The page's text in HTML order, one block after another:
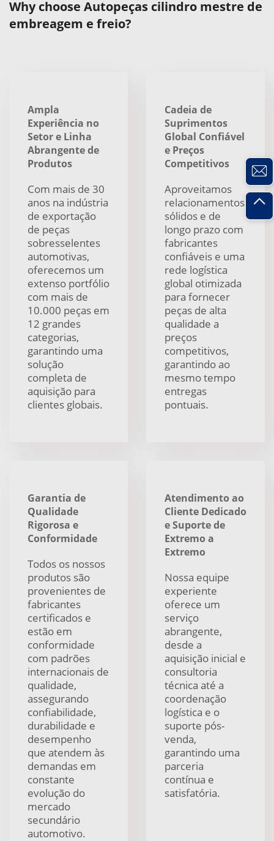
Why choose Autopeças cilindro mestre de
embreagem e freio?
Ampla
Experiência no
Setor e Linha
Abrangente de
Produtos
Com mais de 30
anos na indústria
de exportação
de peças
sobresselentes
automotivas,
oferecemos um
extenso portfólio
com mais de
10.000 peças em
12 grandes
categorias,
garantindo uma
solução
completa de
aquisição para
clientes globais.
Cadeia de
Suprimentos
Global Confiável
e Preços
Competitivos
Aproveitamos
relacionamentos
sólidos e de
longo prazo com
fabricantes
confiáveis e uma
rede logística
global otimizada
para fornecer
peças de alta
qualidade a
preços
competitivos,
garantindo ao
mesmo tempo
entregas
pontuais.
Garantia de
Qualidade
Rigorosa e
Conformidade
Todos os nossos
produtos são
provenientes de
fabricantes
certificados e
estão em
conformidade
com padrões
internacionais de
qualidade,
assegurando
confiabilidade,
durabilidade e
desempenho
que atendem às
demandas em
constante
evolução do
mercado
secundário
automotivo.
Atendimento ao
Cliente Dedicado
e Suporte de
Extremo a
Extremo
Nossa equipe
experiente
oferece um
serviço
abrangente,
desde a
aquisição inicial e
consultoria
técnica até a
coordenação
logística e o
suporte pós-
venda,
garantindo uma
parceria
contínua e
satisfatória.